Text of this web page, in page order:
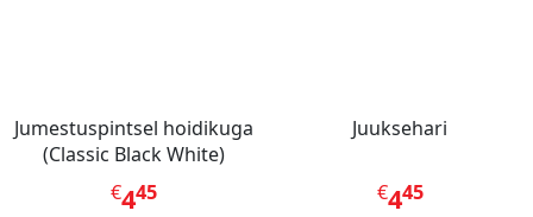
Jumestuspintsel hoidikuga
(Classic Black White)
€445
Juuksehari
€445